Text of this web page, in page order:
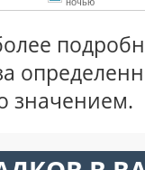
значением.